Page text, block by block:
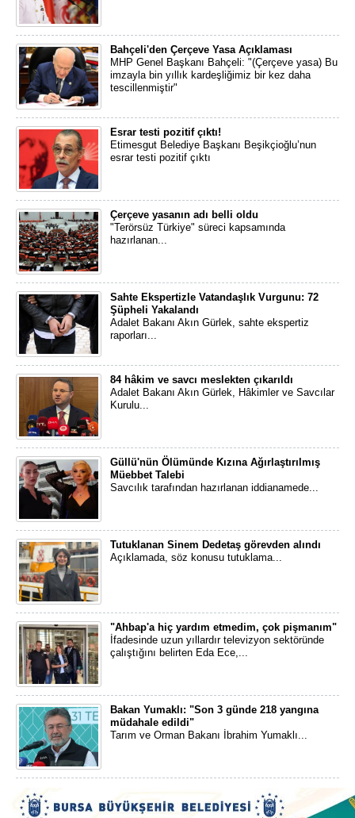
Bahçeli'den Çerçeve Yasa Açıklaması
MHP Genel Başkanı Bahçeli: "(Çerçeve yasa) Bu
imzayla bin yıllık kardeşliğimiz bir kez daha
tescillenmiştir"
Esrar testi pozitif çıktı!
Etimesgut Belediye Başkanı Beşikçioğlu’nun
esrar testi pozitif çıktı
Çerçeve yasanın adı belli oldu
"Terörsüz Türkiye" süreci kapsamında
hazırlanan...
Sahte Ekspertizle Vatandaşlık Vurgunu: 72
Şüpheli Yakalandı
Adalet Bakanı Akın Gürlek, sahte ekspertiz
raporları...
84 hâkim ve savcı meslekten çıkarıldı
Adalet Bakanı Akın Gürlek, Hâkimler ve Savcılar
Kurulu...
Güllü'nün Ölümünde Kızına Ağırlaştırılmış
Müebbet Talebi
Savcılık tarafından hazırlanan iddianamede...
Tutuklanan Sinem Dedetaş görevden alındı
Açıklamada, söz konusu tutuklama...
"Ahbap'a hiç yardım etmedim, çok pişmanım"
İfadesinde uzun yıllardır televizyon sektöründe
çalıştığını belirten Eda Ece,...
Bakan Yumaklı: "Son 3 günde 218 yangına
müdahale edildi"
Tarım ve Orman Bakanı İbrahim Yumaklı...